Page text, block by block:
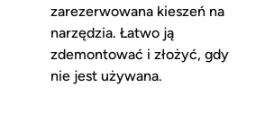
zarezerwowana kieszeń na
narzędzia. Łatwo ją
zdemontować i złożyć, gdy
nie jest używana.